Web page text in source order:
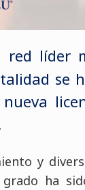
red líder
se
y
ha